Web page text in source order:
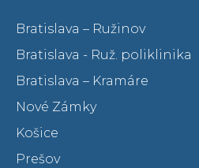
Bratislava – Ružinov
Bratislava - Ruž. poliklinika
Bratislava – Kramáre
Nové Zámky
Košice
Prešov